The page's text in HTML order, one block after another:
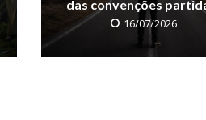
das convenções
16/07/2026